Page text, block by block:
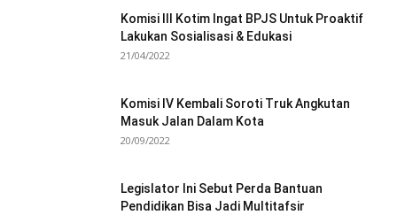
Komisi III Kotim Ingat BPJS Untuk Proaktif
Lakukan Sosialisasi & Edukasi
21/04/2022
Komisi IV Kembali Soroti Truk Angkutan
Masuk Jalan Dalam Kota
20/09/2022
Legislator Ini Sebut Perda Bantuan
Pendidikan Bisa Jadi Multitafsir